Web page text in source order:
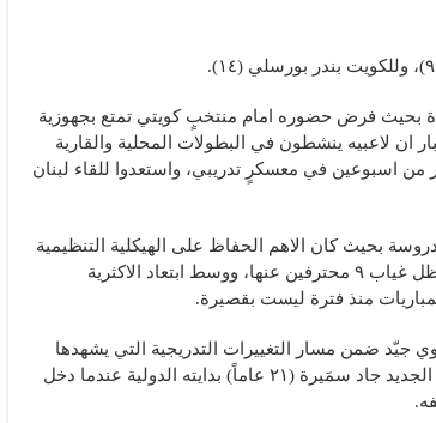
بحيث فرض حضوره امام منتخبٍ كويتي تمتع بجهوزية
ان لاعبيه ينشطون في البطولات المحلية والقارية
من اسبوعين في معسكرٍ تدريبي، واستعدوا للقاء لبنان
بحيث كان الاهم الحفاظ على الهيكلية التنظيمية
للتشكيلة التي طغى عليها العنصر المحلي في ظل غياب ٩ محترفين عنها، ووسط ابتعاد الاكثرية
منذ فترة ليست بقصيرة.
جيّد ضمن مسار التغييرات التدريجية التي يشهدها
المنتخب بإقحام عناصر شابة، اذ سجل المدافع الجديد جاد سمَيرة (٢١ عاماً) بدايته الدولية عندما دخل